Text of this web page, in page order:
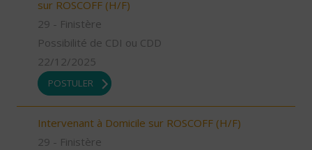
sur ROSCOFF (H/F)
29 - Finistère
Possibilité de CDI ou CDD
22/12/2025
POSTULER
Intervenant à Domicile sur ROSCOFF (H/F)
29 - Finistère